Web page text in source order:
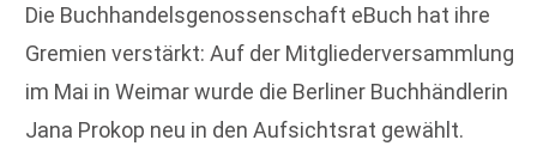
Die Buchhandelsgenossenschaft eBuch hat ihre
Gremien verstärkt: Auf der Mitgliederversammlung
im Mai in Weimar wurde die Berliner Buchhändlerin
Jana Prokop neu in den Aufsichtsrat gewählt.